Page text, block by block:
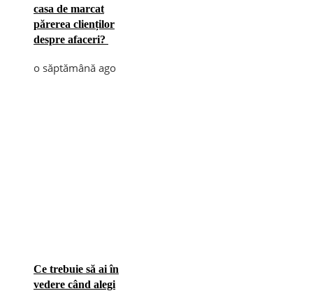
casa de marcat
părerea clienților
despre afaceri?
o săptămână ago
Ce trebuie să ai în
vedere când alegi